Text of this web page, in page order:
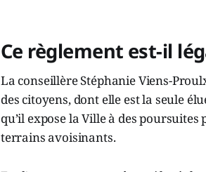
Ce règlement est-il
La conseillère Stéphanie Viens-
des citoyens, dont elle est la seule
qu’il expose la Ville à des
terrains avoisinants.